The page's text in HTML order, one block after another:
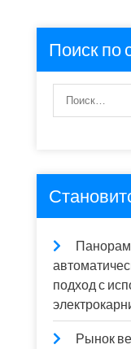
Поиск по
подход с
Рынок